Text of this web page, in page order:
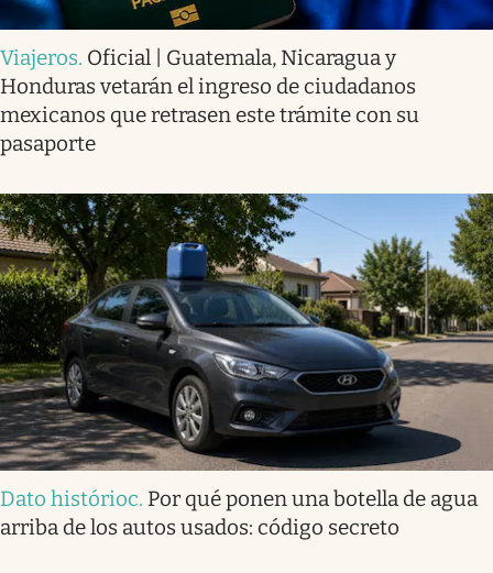
Viajeros. Oficial | Guatemala, Nicaragua y
Honduras vetarán el ingreso de ciudadanos
mexicanos que retrasen este trámite con su
pasaporte
Dato histórioc. Por qué ponen una botella de agua
arriba de los autos usados: código secreto